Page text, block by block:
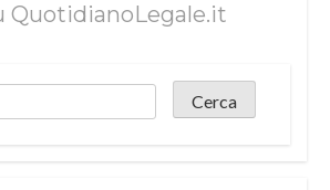
QuotidianoLegale.it